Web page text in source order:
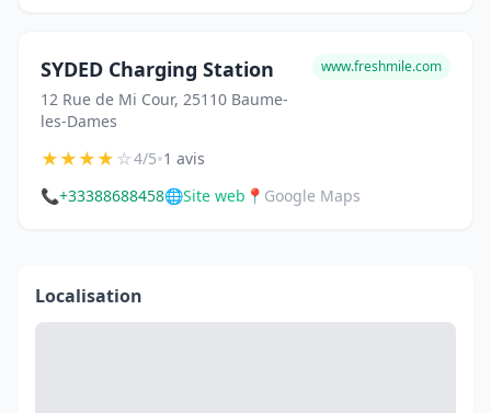
SYDED Charging Station
12 Rue de Mi Cour, 25110 Baume-
les-Dames
www.freshmile.com
★★★★☆4/5•1 avis
📞+33388688458🌐Site web 📍 Google Maps
Localisation